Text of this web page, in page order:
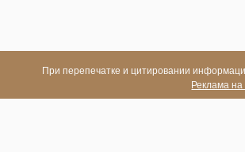
При перепечатке и цитировании
Реклама на